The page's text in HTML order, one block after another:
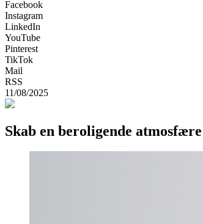
Facebook
Instagram
LinkedIn
YouTube
Pinterest
TikTok
Mail
RSS
11/08/2025
Skab en beroligende